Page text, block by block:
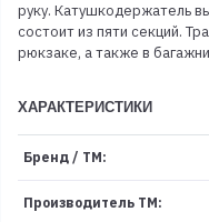
руку. Катушкодержатель
состоит из пяти секций.
рюкзаке, а также в
ХАРАКТЕРИСТИКИ
Бренд / ТМ:
Производитель ТМ: